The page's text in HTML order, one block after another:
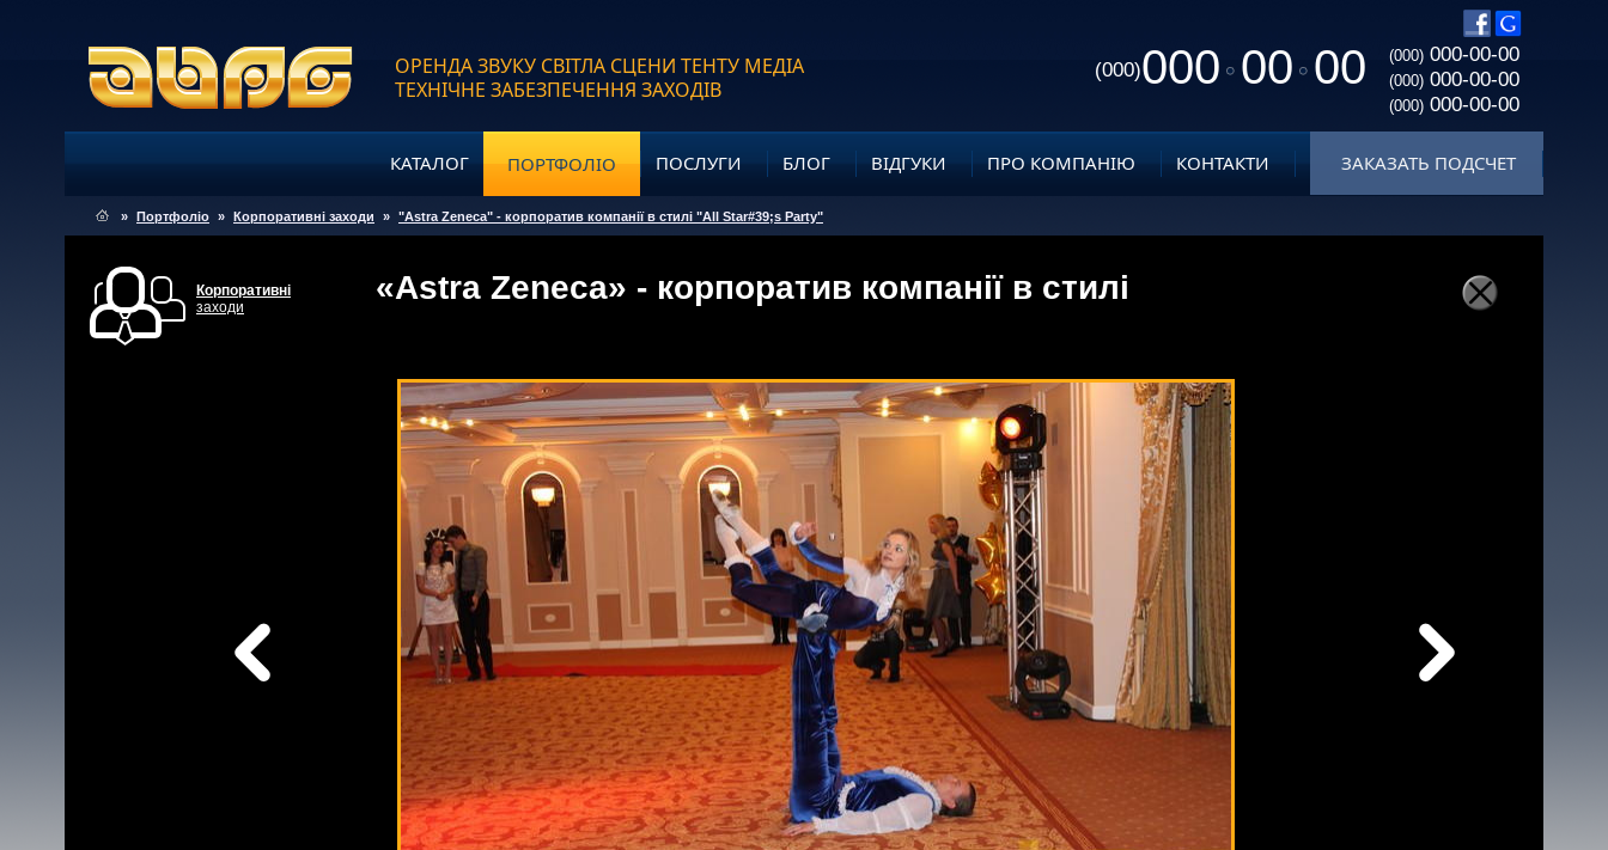
ОРЕНДА ЗВУКУ СВІТЛА СЦЕНИ ТЕНТУ МЕДІА
ТЕХНІЧНЕ ЗАБЕЗПЕЧЕННЯ ЗАХОДІВ
(000)000 00 00 (000) 000-00-00
(000) 000-00-00
(000) 000-00-00
КАТАЛОГ ПОРТФОЛІО ПОСЛУГИ БЛОГ ВІДГУКИ ПРО КОМПАНІЮ КОНТАКТИ ЗАКАЗАТЬ ПОДСЧЕТ
» Портфоліо » Корпоративні заходи » "Astra Zeneca" - корпоратив компанії в стилі "All Star#39;s Party"
Корпоративні
заходи
«Astra Zeneca» - корпоратив компанії в стилі